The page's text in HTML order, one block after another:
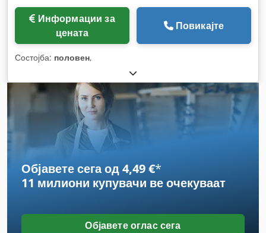
цената
Повикајте
Состојба: половен,
Објавете сега од 4,49 €*
11 милиони купувачи ве очекуваат
Објавете оглас сега